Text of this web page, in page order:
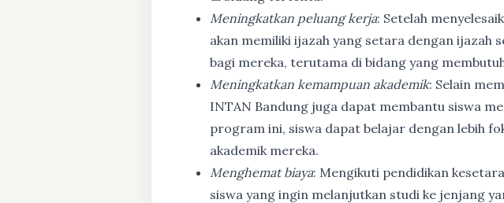
Meningkatkan peluang kerja: Setelah
akan memiliki ijazah yang setara dengan ijazah
bagi mereka, terutama di bidang yang
Meningkatkan kemampuan akademik: Selain
INTAN Bandung juga dapat membantu siswa
program ini, siswa dapat belajar dengan lebih
akademik mereka.
Menghemat biaya: Mengikuti pendidikan
siswa yang ingin melanjutkan studi ke jenjang